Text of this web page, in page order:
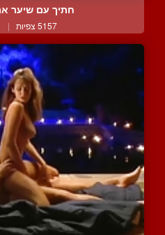
חתיך עם שיער
5157 צפיות |